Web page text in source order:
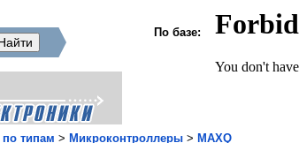
По базе:
типам > Микроконтроллеры > MAXQ